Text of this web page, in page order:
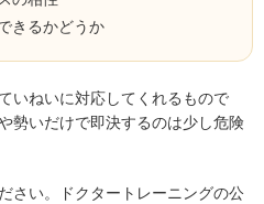
きるかどうか
いねいに対応してくれるもので
勢いだけで即決するのは少し危険
さい。ドクタートレーニングの公